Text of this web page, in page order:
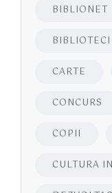
BIBLIONET
CARTE
CONCURS
COPII
CULTURA